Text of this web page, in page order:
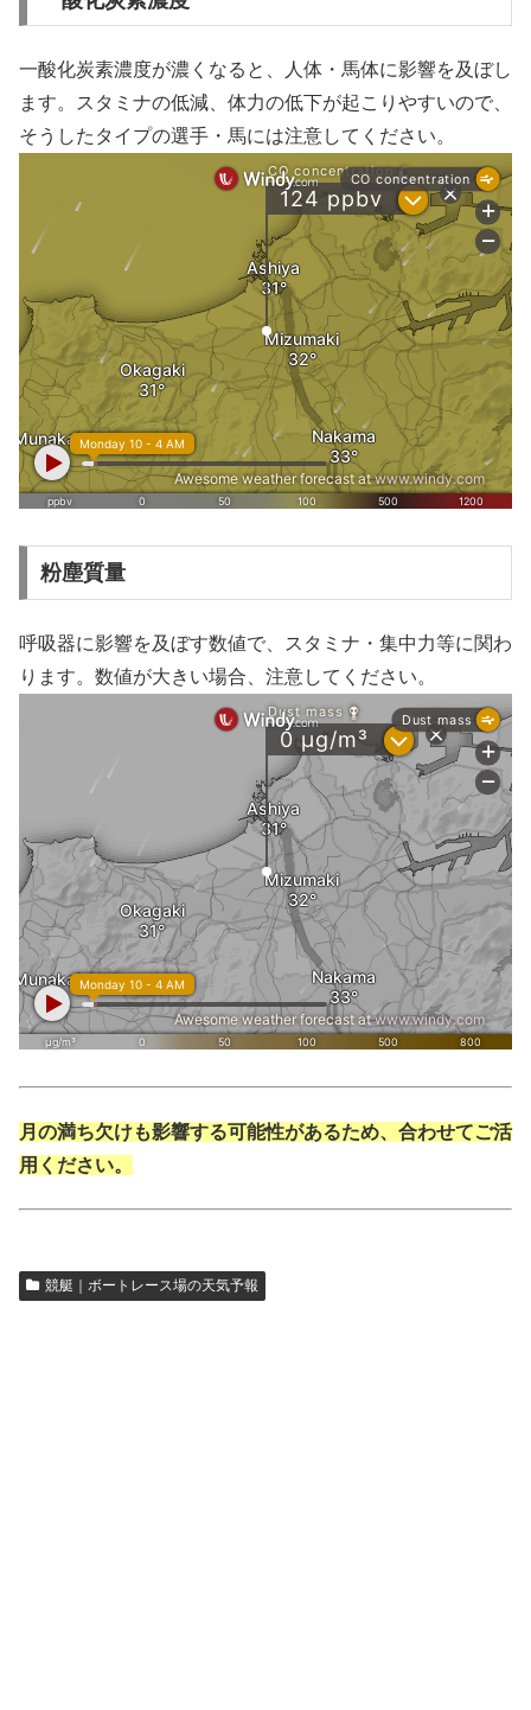
一酸化炭素濃度が濃くなると、人体・馬体に影響を及ぼし
ます。スタミナの低減、体力の低下が起こりやすいので、
そうしたタイプの選手・馬には注意してください。
粉塵質量
呼吸器に影響を及ぼす数値で、スタミナ・集中力等に関わ
ります。数値が大きい場合、注意してください。
月の満ち欠けも影響する可能性があるため、合わせてご活
用ください。
競艇｜ボートレース場の天気予報